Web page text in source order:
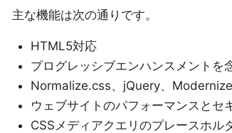
主な機能は次の通りです。
HTML5対応
プログレッシブエンハンスメントを
Normalize.css、jQuery、
ウェブサイトのパフォーマンスとセ
CSSメディアクエリのプレースホル